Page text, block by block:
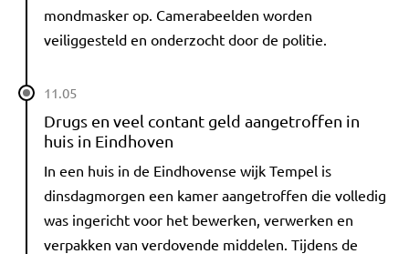
mondmasker op. Camerabeelden worden
veiliggesteld en onderzocht door de politie.
11.05
Drugs en veel contant geld aangetroffen in
huis in Eindhoven
In een huis in de Eindhovense wijk Tempel is
dinsdagmorgen een kamer aangetroffen die volledig
was ingericht voor het bewerken, verwerken en
verpakken van verdovende middelen. Tijdens de